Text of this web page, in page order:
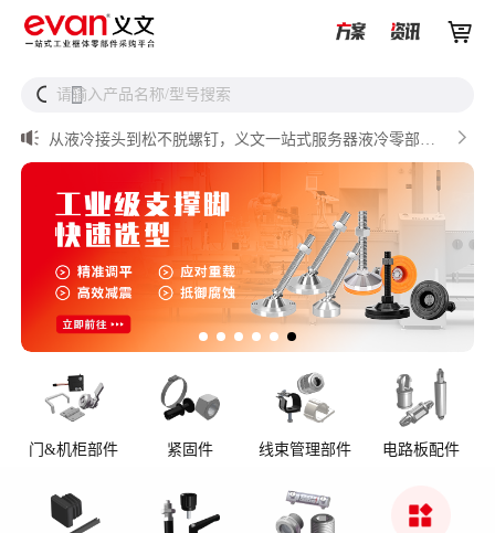

 
请输入产品名称/型号搜索
从液冷接头到松不脱螺钉，义文一站式服务器液冷零部件
解决方案


AI数据中心服务器液冷接头
准对比）
储能设备为什么必须用防松螺母？
门&机柜部件 紧固件 线束管理部件 电路板配件